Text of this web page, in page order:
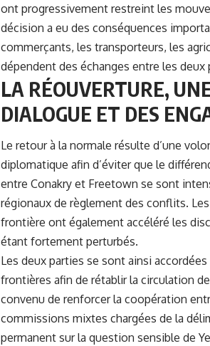
ont progressivement restreint les
décision a eu des conséquences
commerçants, les transporteurs, les
dépendent des échanges entre les deux
LA RÉOUVERTURE, U
DIALOGUE ET DES
Le retour à la normale résulte d’une
diplomatique afin d’éviter que le
entre Conakry et Freetown se sont
régionaux de règlement des conflits.
frontière ont également accéléré les
étant fortement perturbés.
Les deux parties se sont ainsi
frontières afin de rétablir la circulation
convenu de renforcer la coopération
commissions mixtes chargées de la
permanent sur la question sensible de